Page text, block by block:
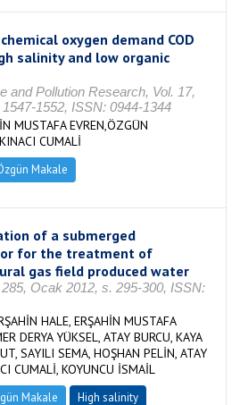
oxygen demand COD
salinity and low organic
and Pollution Research, Vol. 17,
1552, ISSN: 0944-1344
MUSTAFA EVREN,ÖZGÜN
CUMALİ
Makale
of a submerged
for the treatment of
gas field produced water
Ocak 2012, s. 295-300, ISSN:
HALE, ERŞAHİN MUSTAFA
DERYA YÜKSEL, ATAY BURCU, KAYA
SAYILI SEMA, HOŞHAN PELİN, ATAY
CUMALİ, KOYUNCU İSMAİL
Makale
High salinity